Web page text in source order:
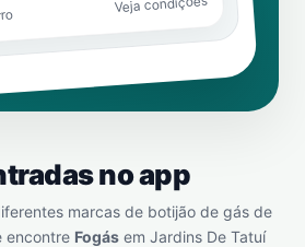
no app
marcas de botijão de gás de
encontre Fogás em Jardins De Tatuí